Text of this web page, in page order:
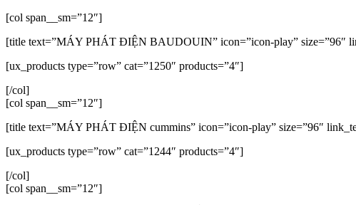
[col span__sm=”12″]
[title text=”MÁY PHÁT ĐIỆN BAUDOUIN” icon=”icon-play” size=”96″
[ux_products type=”row” cat=”1250″ products=”4″]
[/col]
[col span__sm=”12″]
[title text=”MÁY PHÁT ĐIỆN cummins” icon=”icon-play” size=”96″
[ux_products type=”row” cat=”1244″ products=”4″]
[/col]
[col span__sm=”12″]